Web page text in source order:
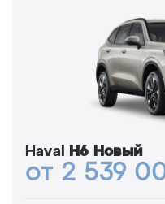
Haval H6 Новый
от 2 539